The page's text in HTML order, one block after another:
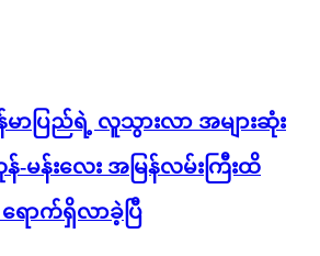
မာပြည်ရဲ့ လူသွားလာ အများဆုံး
မန်းလေး အမြန်လမ်းကြီးထိ
ောက်ရှိလာခဲ့ပြီ